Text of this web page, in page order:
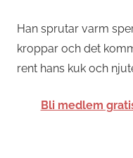
Han sprutar varm
kroppar och det
rent hans kuk och
Bli medlem